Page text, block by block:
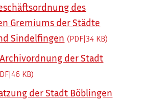
des
Gremiums der Städte
Sindelfingen (PDF|34 KB)
der Stadt
KB)
der Stadt Böblingen